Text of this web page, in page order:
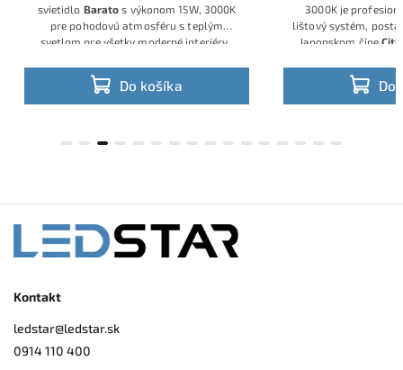
Do košíka
svietidlo Baratos výkonom 15W, 3000K
pre pohodovú atmosféru s teplým
svetlom pre všetky moderné interiéry..
napríklad PANT. Exkluzívny vzhľad
ktorým určite upútate, spojený s
výbornými parametrami a kvalitným
Do
3000K je
lištový systém,
Japonskom čipe
podania farieb
určené pre
môžete zapojiť
Kontakt
ledstar@ledstar.sk
0914 110 400